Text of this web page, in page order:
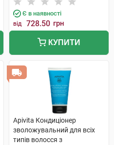
Є в наявності
від 728.50 грн
КУПИТИ
Apivita Кондиціонер
зволожувальний для всіх
типів волосся з